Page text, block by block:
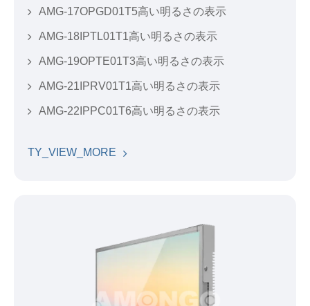
AMG-17OPGD01T5高い明るさの表示
AMG-18IPTL01T1高い明るさの表示
AMG-19OPTE01T3高い明るさの表示
AMG-21IPRV01T1高い明るさの表示
AMG-22IPPC01T6高い明るさの表示
TY_VIEW_MORE